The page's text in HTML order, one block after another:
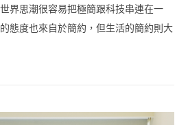
界思潮很容易把極簡跟科技串連在一
態度也來自於簡約，但生活的簡約則大